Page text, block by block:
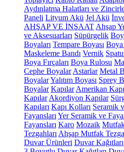
Aydınlatma Halatları ve
Paneli Lityum Akü Jel Akü
AHŞAP VE İNŞAAT Ahşap
ve Aksesuarları Süpürgelik
Boyaları Tempare Boyası
Maskeleme Bandı Vernik
Boya Fırçaları Boya Rulosu
Cephe Boyalar Astarlar Metal
BoyalarYalıtım Boyası Sprey
Boyalar Kapılar Amerikan
Kapılar Akordiyon Kapılar
Kapıları Kapı Kolları Seramik
Fayansları Yer Seramik ve
Fayansları Karo Mozaik
Tezgahları Ahşap Mutfak
Duvar Ürünleri Duvar Kağıtları